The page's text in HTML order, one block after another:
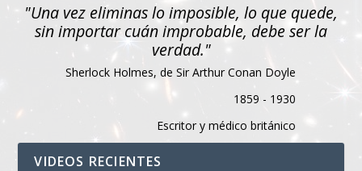
"Una vez eliminas lo imposible, lo que quede,
sin importar cuán improbable, debe ser la
verdad."
Sherlock Holmes, de Sir Arthur Conan Doyle
1859 - 1930
Escritor y médico británico
VIDEOS RECIENTES